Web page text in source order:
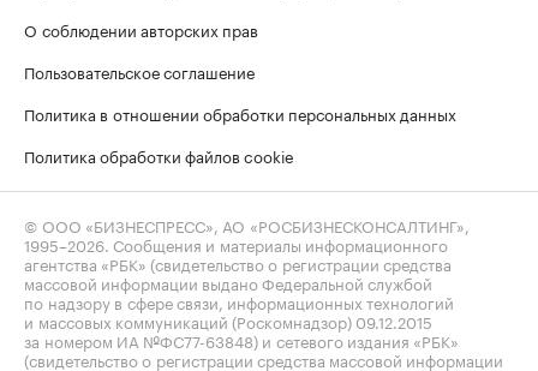
О соблюдении авторских прав
Пользовательское соглашение
Политика в отношении обработки персональных данных
Политика обработки файлов cookie
© ООО «БИЗНЕСПРЕСС», АО «РОСБИЗНЕСКОНСАЛТИНГ»,
1995–2026 . Сообщения и материалы информационного
агентства «РБК» (свидетельство о регистрации средства
массовой информации выдано Федеральной службой
по надзору в сфере связи, информационных технологий
и массовых коммуникаций (Роскомнадзор) 09.12.2015
за номером ИА №ФС77-63848) и сетевого издания «РБК»
(свидетельство о регистрации средства массовой информации